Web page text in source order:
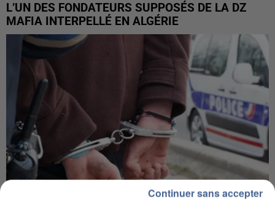
L’UN DES FONDATEURS SUPPOSÉS DE LA DZ
MAFIA INTERPELLÉ EN ALGÉRIE
Continuer sans accepter